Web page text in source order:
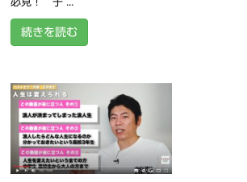
必見！ 子 ...
続きを読む